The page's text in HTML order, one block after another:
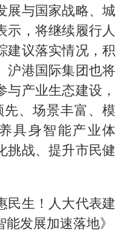
展与国家战略、城
示，将继续履行人
建议落实情况，积
沪港国际集团也将
产业生态建设，
、场景丰富、模
具身智能产业体
挑战、提升市民健
民生！人大代表建
发展加速落地》